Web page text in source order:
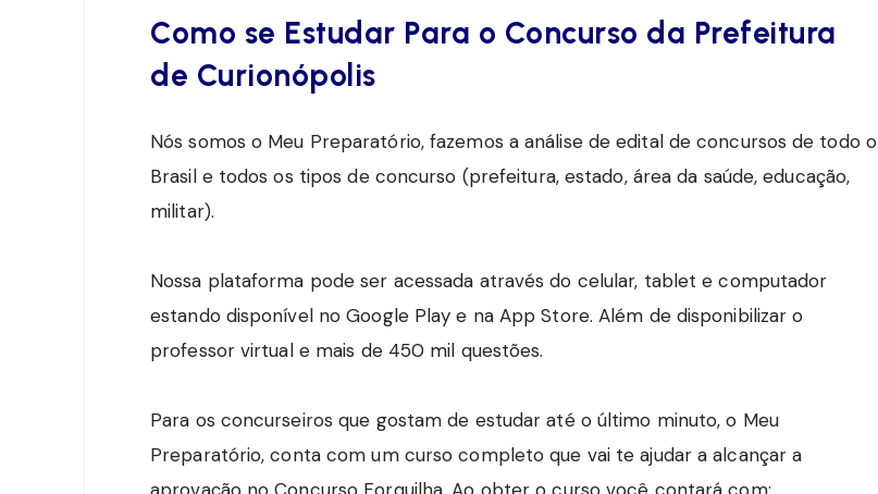
Como se Estudar Para o Concurso da Prefeitura
de Curionópolis
Nós somos o Meu Preparatório, fazemos a análise de edital de concursos de todo o
Brasil e todos os tipos de concurso (prefeitura, estado, área da saúde, educação,
militar).
Nossa plataforma pode ser acessada através do celular, tablet e computador
estando disponível no Google Play e na App Store. Além de disponibilizar o
professor virtual e mais de 450 mil questões.
Para os concurseiros que gostam de estudar até o último minuto, o Meu
Preparatório, conta com um curso completo que vai te ajudar a alcançar a